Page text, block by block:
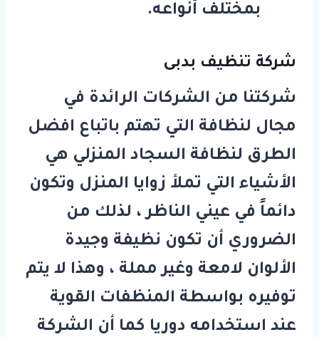
بمختلف أنواعه.
شركة تنظيف بدبى
شركتنا من الشركات الرائدة في
مجال لنظافة التي تهتم باتباع افضل
الطرق لنظافة السجاد المنزلي هي
الأشياء التي تملأ زوايا المنزل وتكون
دائماً في عيني الناظر ، لذلك من
الضروري أن تكون نظيفة وجيدة
الألوان لامعة وغير مملة ، وهذا لا يتم
توفيره بواسطة المنظفات القوية
عند استخدامه دوريا كما أن الشركة